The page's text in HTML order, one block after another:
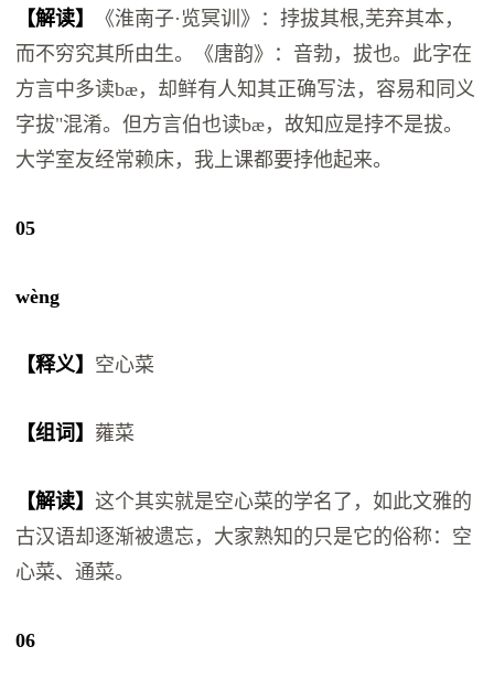
【解读】
《淮南子·览冥训》：挬拔其根,芜弃其本，
而不穷究其所由生。《唐韵》：音勃，拔也。此字在
方言中多读bæ，却鲜有人知其正确写法，容易和同义
字拔"混淆。但方言伯也读bæ，故知应是挬不是拔。
大学室友经常赖床，我上课都要挬他起来。
05
wèng
【释义】 空心菜
【组词】 蕹菜
【解读】 这个其实就是空心菜的学名了，如此文雅的
古汉语却逐渐被遗忘，大家熟知的只是它的俗称：空
心菜、通菜。
06